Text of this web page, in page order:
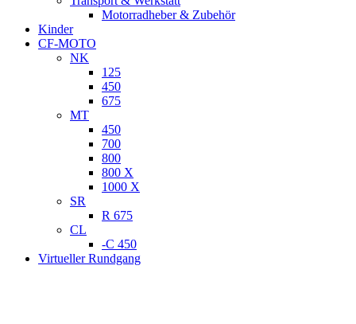
Motorradheber & Zubehör
Kinder
CF-MOTO
NK
125
450
675
MT
450
700
800
800 X
1000 X
SR
R 675
CL
-C 450
Virtueller Rundgang